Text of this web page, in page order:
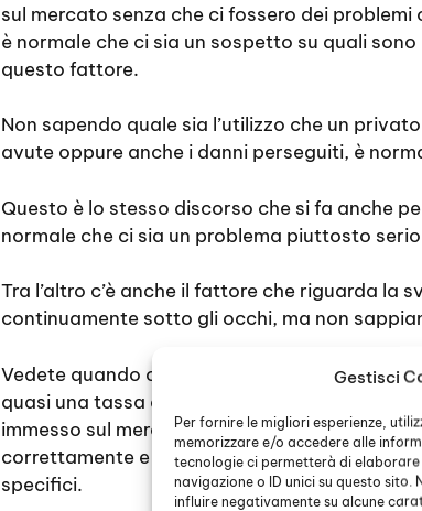
Gestisci
Per fornire le migliori esperienze,
memorizzare e/o accedere alle
tecnologie ci permetterà di
navigazione o ID unici su questo
influire negativamente su alcune
sul mercato senza che ci fossero dei
è normale che ci sia un sospetto su quali
questo fattore.
Non sapendo quale sia l’utilizzo che un
avute oppure anche i danni perseguiti, è
Questo è lo stesso discorso che si fa anche
normale che ci sia un problema piuttosto
Tra l’altro c’è anche il fattore che riguarda la
continuamente sotto gli occhi, ma non
Vedete quando ci compra un prodotto, un
quasi una tassa da certificazione, nel senso
immesso sul mercato. Questo indica che è
correttamente e che ha un valore
specifici.